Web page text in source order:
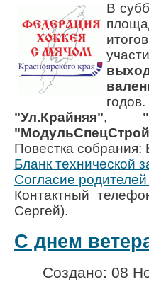
В
"Ул.Крайняя",
Повестка
Бланк технической
Согласие
Контактный
Сергей).
С днем
Создано: 08